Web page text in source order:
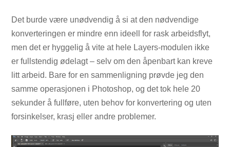
Det burde være unødvendig å si at den nødvendige
konverteringen er mindre enn ideell for rask arbeidsflyt,
men det er hyggelig å vite at hele Layers-modulen ikke
er fullstendig ødelagt – selv om den åpenbart kan kreve
litt arbeid. Bare for en sammenligning prøvde jeg den
samme operasjonen i Photoshop, og det tok hele 20
sekunder å fullføre, uten behov for konvertering og uten
forsinkelser, krasj eller andre problemer.